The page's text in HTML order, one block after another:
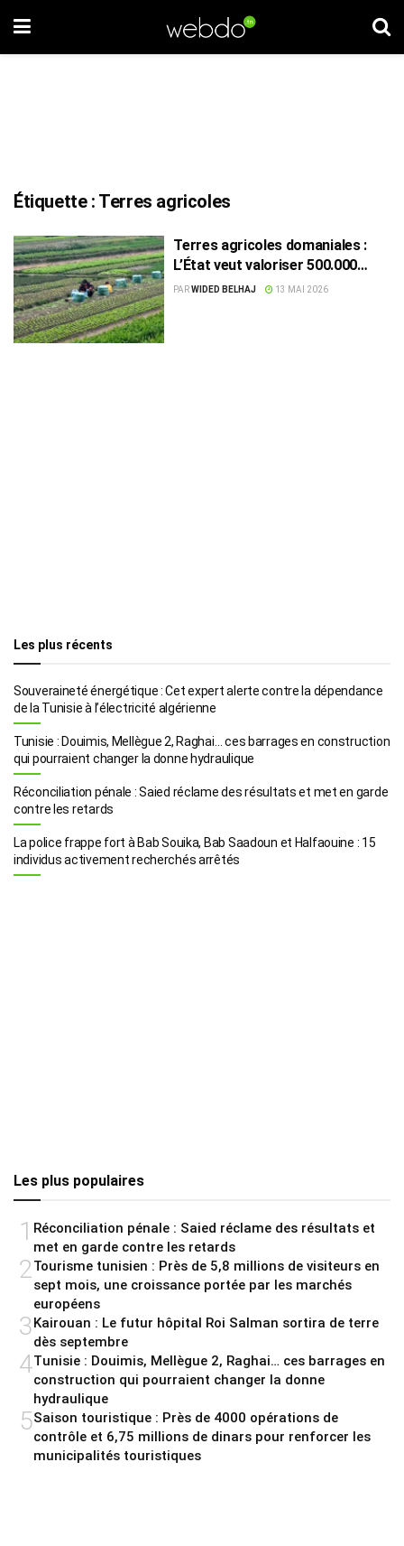
Étiquette : Terres agricoles
Terres agricoles domaniales :
L’État veut valoriser 500.000
hectares stratégiques
PARWIDED BELHAJ 13 MAI 2026
Les plus récents
Souveraineté énergétique : Cet expert alerte contre la dépendance
de la Tunisie à l’électricité algérienne
Tunisie : Douimis, Mellègue 2, Raghai… ces barrages en construction
qui pourraient changer la donne hydraulique
Réconciliation pénale : Saied réclame des résultats et met en garde
contre les retards
La police frappe fort à Bab Souika, Bab Saadoun et Halfaouine : 15
individus activement recherchés arrêtés
Les plus populaires
1 Réconciliation pénale : Saied réclame des résultats et
met en garde contre les retards
2 Tourisme tunisien : Près de 5,8 millions de visiteurs en
sept mois, une croissance portée par les marchés
européens
3Kairouan : Le futur hôpital Roi Salman sortira de terre
dès septembre
4Tunisie : Douimis, Mellègue 2, Raghai… ces barrages en
construction qui pourraient changer la donne
hydraulique
5Saison touristique : Près de 4000 opérations de
contrôle et 6,75 millions de dinars pour renforcer les
municipalités touristiques